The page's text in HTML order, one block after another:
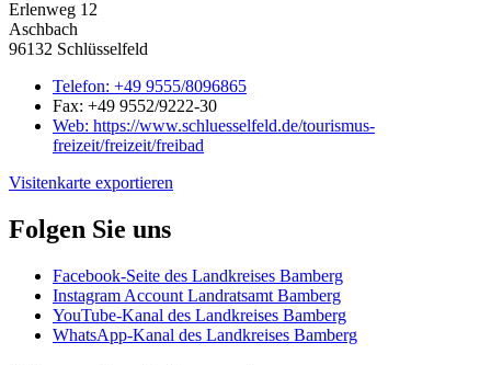
Erlenweg 12
Aschbach
96132 Schlüsselfeld
Telefon: +49 9555/8096865
Fax: +49 9552/9222-30
Web: https://www.schluesselfeld.de/tourismus-
freizeit/freizeit/freibad
Visitenkarte exportieren
Folgen Sie uns
Facebook-Seite des Landkreises Bamberg
Instagram Account Landratsamt Bamberg
YouTube-Kanal des Landkreises Bamberg
WhatsApp-Kanal des Landkreises Bamberg